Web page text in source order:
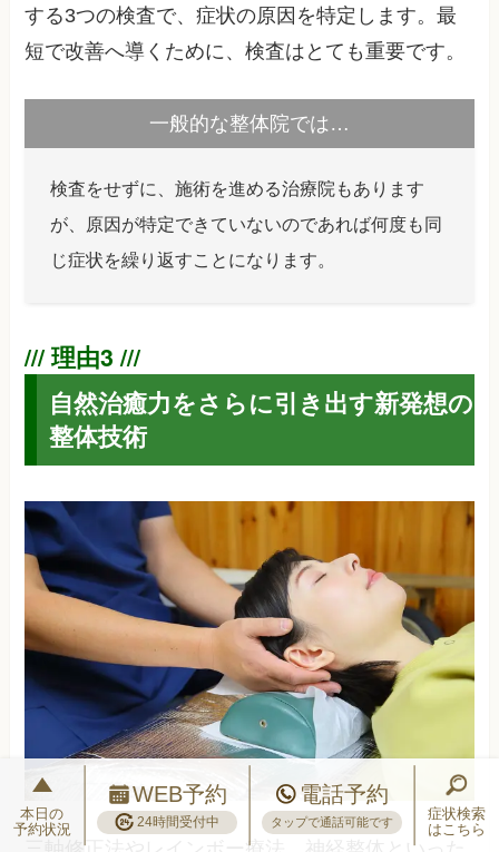
する3つの検査で、症状の原因を特定します。最
短で改善へ導くために、検査はとても重要です。
一般的な整体院では…
検査をせずに、施術を進める治療院もあります
が、原因が特定できていないのであれば何度も同
じ症状を繰り返すことになります。
自然治癒力をさらに引き出す新発想の
整体技術
本日の
予約状況
WEB予約
24時間受付中
電話予約
タップで通話可能です
症状検索
はこちら